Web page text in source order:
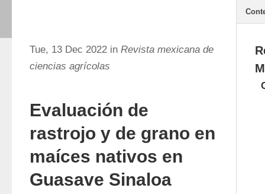
Tue, 13 Dec 2022 in Revista mexicana de
ciencias agrícolas
Evaluación de
rastrojo y de grano en
maíces nativos en
Guasave Sinaloa